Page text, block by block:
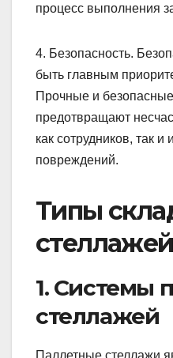
процесс выполнения
4. Безопасность.
быть главным
Прочные и
предотвращают
как сотрудников, так
повреждений.
Типы
стеллажей
1. Системы
стеллажей
Паллетные стеллажи